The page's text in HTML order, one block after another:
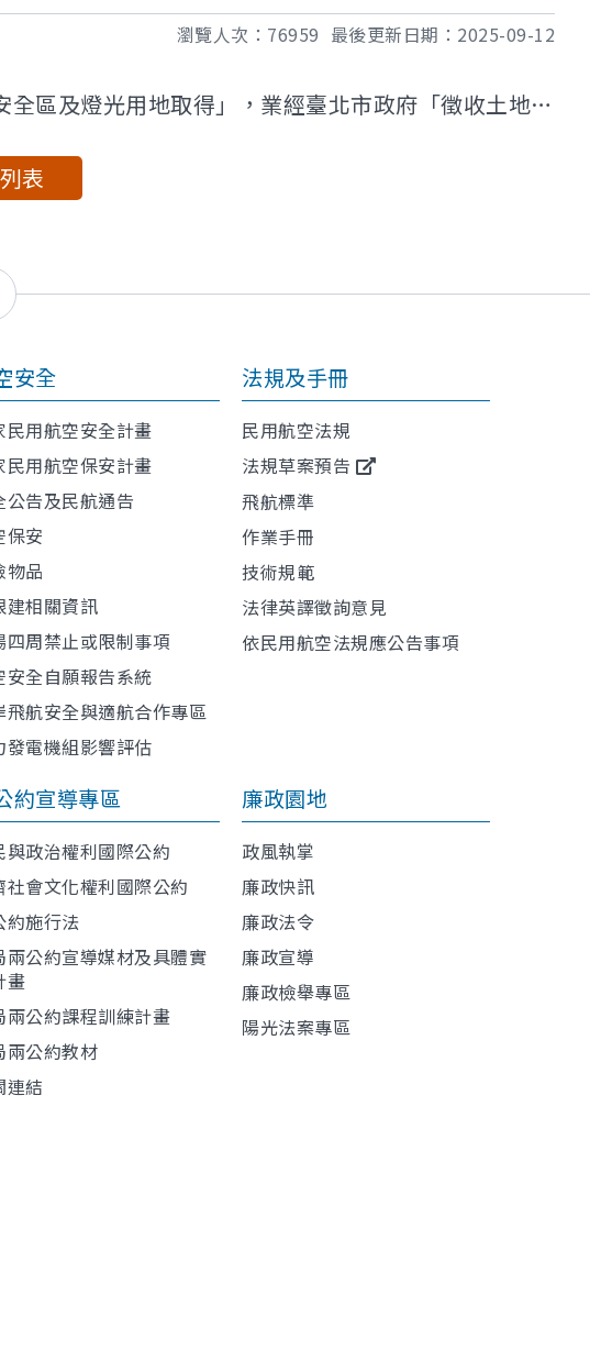
瀏覽人次： 76959 最後更新日期： 2025-09-12
用地取得」，業經臺北市政府「徵收土地改良物」公告30日竣事
表
安全
民用航空安全計畫
民用航空保安計畫
公告及民航通告
保安
物品
建相關資訊
四周禁止或限制事項
安全自願報告系統
飛航安全與適航合作專區
發電機組影響評估
法規及手冊
民用航空法規
法規草案預告
飛航標準
作業手冊
技術規範
法律英譯徵詢意見
依民用航空法規應公告事項
約宣導專區
與政治權利國際公約
社會文化權利國際公約
約施行法
兩公約宣導媒材及具體實
畫
兩公約課程訓練計畫
兩公約教材
連結
廉政園地
政風執掌
廉政快訊
廉政法令
廉政宣導
廉政檢舉專區
陽光法案專區